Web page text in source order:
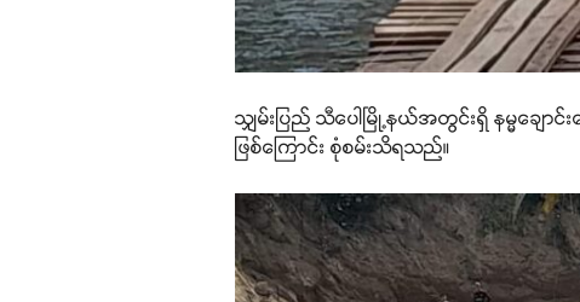
သျှမ်းပြည် သီပေါမြို့နယ်အတွင်းရှိ နမ္မချ
ဖြစ်ကြောင်း စုံစမ်းသိရသည်။